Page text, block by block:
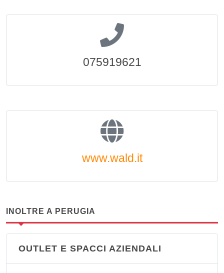
075919621
www.wald.it
INOLTRE A PERUGIA
OUTLET E SPACCI AZIENDALI